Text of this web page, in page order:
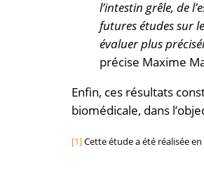
l’intestin grêle, de
futures études sur
évaluer plus
précise Maxime
Enfin, ces résultats
biomédicale, dans
[1]Cette étude a été réalisée